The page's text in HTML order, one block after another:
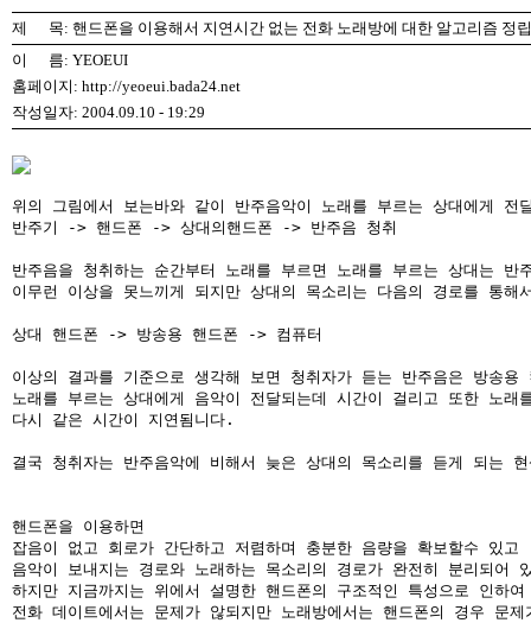
제 목: 핸드폰을 이용해서 지연시간 없는 전화 노래방에 대한 알고리즘 정
이 름: YEOEUI
홈페이지: http://yeoeui.bada24.net
작성일자: 2004.09.10 - 19:29
위의 그림에서 보는바와 같이 반주음악이 노래를 부르는 상대에게 전
반주기 -> 핸드폰 -> 상대의핸드폰 -> 반주음 청취
반주음을 청취하는 순간부터 노래를 부르면 노래를 부르는 상대는 반
이무런 이상을 못느끼게 되지만 상대의 목소리는 다음의 경로를 통
상대 핸드폰 -> 방송용 핸드폰 -> 컴퓨터
이상의 결과를 기준으로 생각해 보면 청취자가 듣는 반주음은 방송용
노래를 부르는 상대에게 음악이 전달되는데 시간이 걸리고 또한 노래
다시 같은 시간이 지연됨니다.
결국 청취자는 반주음악에 비해서 늦은 상대의 목소리를 듣게 되는
핸드폰을 이용하면
잡음이 없고 회로가 간단하고 저렴하며 충분한 음량을 확보할수 있고
음악이 보내지는 경로와 노래하는 목소리의 경로가 완전히 분리되어
하지만 지금까지는 위에서 설명한 핸드폰의 구조적인 특성으로 인하
전화 데이트에서는 문제가 않되지만 노래방에서는 핸드폰의 경우 문